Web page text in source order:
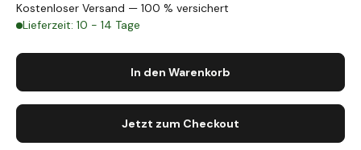
Kostenloser Versand — 100 % versichert
Lieferzeit: 10 - 14 Tage
In den Warenkorb
Jetzt zum Checkout